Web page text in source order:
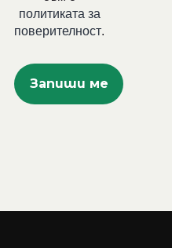
политиката за
поверителност.